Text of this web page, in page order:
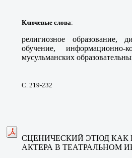
Ключевые слова:
религиозное образование,
обучение, информационно-
мусульманских
С. 219-232
СЦЕНИЧЕСКИЙ ЭТЮД КАК
АКТЕРА В ТЕАТРАЛЬНОМ